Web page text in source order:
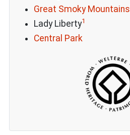
Great Smoky Mountains
Lady Liberty1
Central Park